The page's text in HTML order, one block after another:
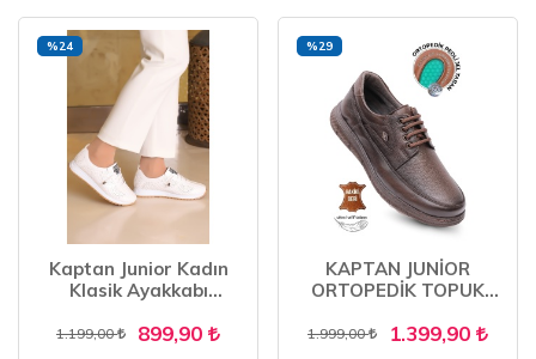
600
Kaptan Junior Kadın
Klasik Ayakkabı
Ayakkabısı Anne Babet
1.199,00 899,90
%24
KAPTAN JUNİOR
ORTOPEDİK TOPUK
HAKİKİ DERİ ERKEK
1.999,00 1.399,90
%29